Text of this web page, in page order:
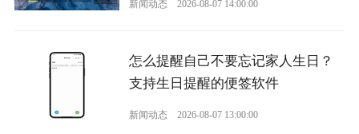
新闻动态 2026-08-07 14:00:00
怎么提醒自己不要忘记家人生日？
支持生日提醒的便签软件
新闻动态 2026-08-07 13:00:00